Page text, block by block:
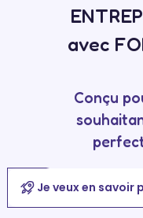
avec
Conçu
Je veux en savoir